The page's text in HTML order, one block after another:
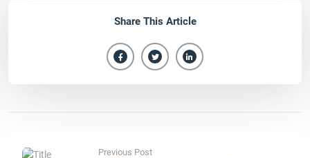
Share This Article
Previous Post